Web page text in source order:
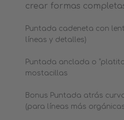
crear formas
Puntada cadeneta con
líneas y detalles)
Puntada anclada o
mostacillas
Bonus Puntada atrás
(para líneas más